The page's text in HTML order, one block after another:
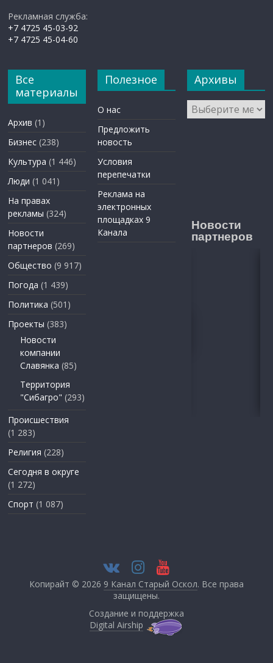
Рекламная служба:
+7 4725 45-03-92
+7 4725 45-04-60
Все
материалы
Архив (1)
Бизнес (238)
Культура (1 446)
Люди (1 041)
На правах
рекламы (324)
Новости
партнеров (269)
Общество (9 917)
Погода (1 439)
Политика (501)
Проекты (383)
Новости
компании
Славянка (85)
Территория
"Сибагро" (293)
Происшествия
(1 283)
Религия (228)
Сегодня в округе
(1 272)
Спорт (1 087)
Полезное
О нас
Предложить
новость
Условия
перепечатки
Реклама на
электронных
площадках 9
Канала
Архивы
Архивы
Новости
партнеров
Копирайт © 2026 9 Канал Старый Оскол. Все права
защищены.
Создание и поддержка
Digital Airship